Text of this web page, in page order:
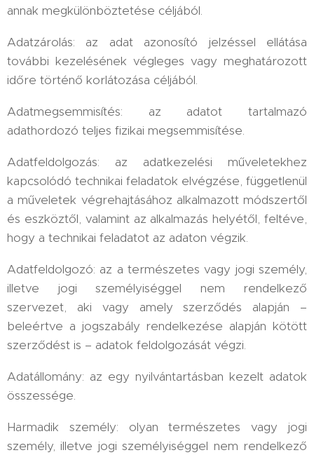
annak megkülönböztetése céljából.
Adatzárolás: az adat azonosító jelzéssel ellátása
további kezelésének végleges vagy meghatározott
időre történő korlátozása céljából.
Adatmegsemmisítés: az adatot tartalmazó
adathordozó teljes fizikai megsemmisítése.
Adatfeldolgozás: az adatkezelési műveletekhez
kapcsolódó technikai feladatok elvégzése, függetlenül
a műveletek végrehajtásához alkalmazott módszertől
és eszköztől, valamint az alkalmazás helyétől, feltéve,
hogy a technikai feladatot az adaton végzik.
Adatfeldolgozó: az a természetes vagy jogi személy,
illetve jogi személyiséggel nem rendelkező
szervezet, aki vagy amely szerződés alapján –
beleértve a jogszabály rendelkezése alapján kötött
szerződést is – adatok feldolgozását végzi.
Adatállomány: az egy nyilvántartásban kezelt adatok
összessége.
Harmadik személy: olyan természetes vagy jogi
személy, illetve jogi személyiséggel nem rendelkező